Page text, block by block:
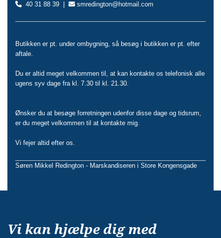
 40 31 88 39 |  smredington@hotmail.com
Butikken er pt. under ombygning, så besøg i butikken er pt. efter
aftale.
Du er altid meget velkommen til, at kan kontakte os telefonisk alle
ugens syv dage fra kl. 7.30 til kl. 21.30.
Ønsker du at besøge forretningen udenfor disse dage og tidsrum,
er du meget velkommen til at kontakte mig.
Vi fejer altid efter os.
Søren Mikkel Redington - Marskandiseren i Store Kongensgade
Vi kan hjælpe dig med